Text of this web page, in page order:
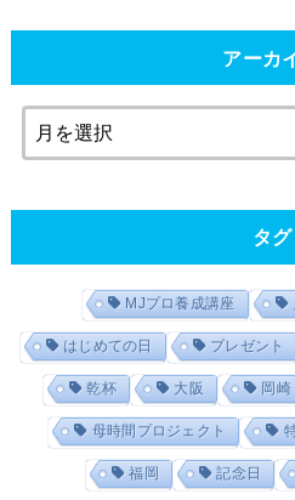
アーカ
タグ
MJプロ養成講座
はじめての日 プレゼント
乾杯 大阪 岡崎
母時間プロジェクト
福岡 記念日